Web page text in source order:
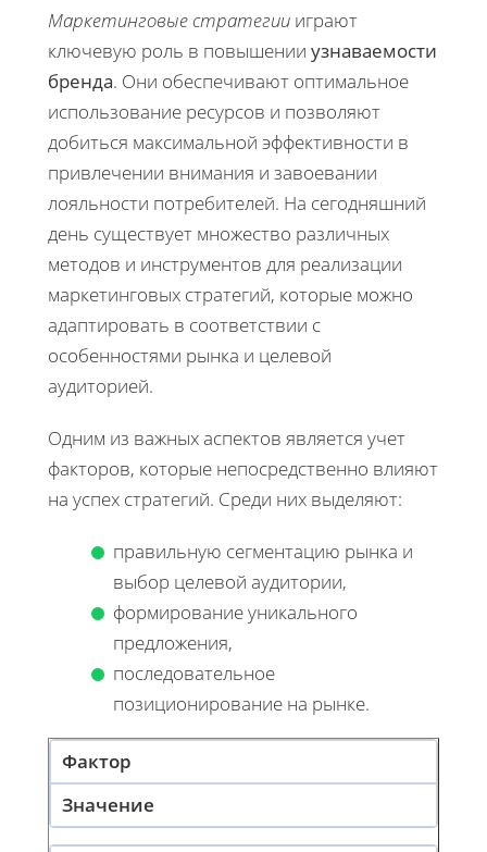
Маркетинговые стратегии играют
ключевую роль в повышении узнаваемости
бренда. Они обеспечивают оптимальное
использование ресурсов и позволяют
добиться максимальной эффективности в
привлечении внимания и завоевании
лояльности потребителей. На сегодняшний
день существует множество различных
методов и инструментов для реализации
маркетинговых стратегий, которые можно
адаптировать в соответствии с
особенностями рынка и целевой
аудиторией.
Одним из важных аспектов является учет
факторов, которые непосредственно влияют
на успех стратегий. Среди них выделяют:
правильную сегментацию рынка и
выбор целевой аудитории,
формирование уникального
предложения,
последовательное
позиционирование на рынке.
Фактор
Значение